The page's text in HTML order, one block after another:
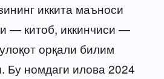
иккита маъноси
— китоб, иккинчиси —
орқали билим
Бу номдаги илова 2024